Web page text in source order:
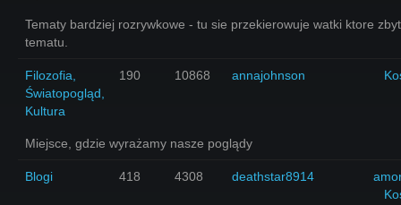
Tematy bardziej rozrywkowe - tu sie przekierowuje watki ktore
tematu.
Filozofia,
Światopogląd,
Kultura
190 10868 annajohnson
Miejsce, gdzie wyrażamy nasze poglądy
Blogi 418 4308 deathstar8914